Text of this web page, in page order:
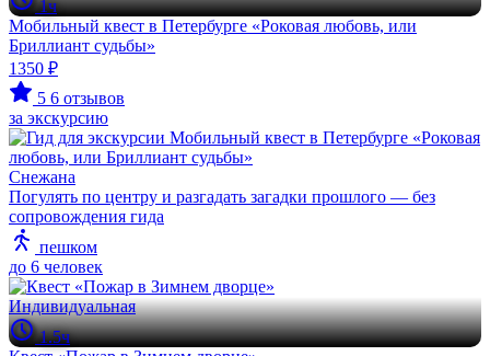
1ч
Мобильный квест в Петербурге «Роковая любовь, или
Бриллиант судьбы»
1350 ₽
5 6 отзывов
за экскурсию
Снежана
Погулять по центру и разгадать загадки прошлого — без
сопровождения гида
пешком
до 6 человек
Индивидуальная
1.5ч